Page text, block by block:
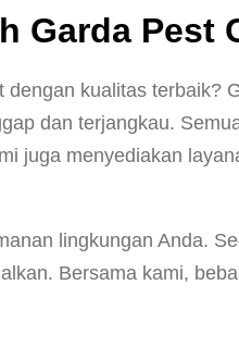
Garda Pest
kualitas terbaik?
dan terjangkau.
juga menyediakan
lingkungan Anda.
Bersama kami,